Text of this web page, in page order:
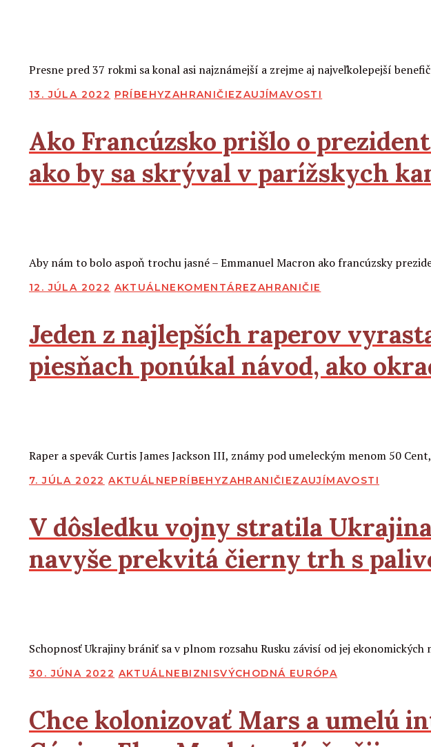
Presne pred 37 rokmi sa konal asi najznámejší a zrejme aj najveľkolepejší
PUBLIKOVANÉ
13. JÚLA 2022 PRÍBEHYZAHRANIČIEZAUJÍMAVOSTI
Ako Francúzsko prišlo o
ako by sa skrýval v parížskych
Aby nám to bolo aspoň trochu jasné – Emmanuel Macron ako francúzsky
PUBLIKOVANÉ
12. JÚLA 2022 AKTUÁLNE KOMENTÁREZAHRANIČIE
Jeden z najlepších raperov
piesňach ponúkal návod, ako
Raper a spevák Curtis James Jackson III, známy pod umeleckým menom 50
PUBLIKOVANÉ
7. JÚLA 2022 AKTUÁLNEPRÍBEHYZAHRANIČIEZAUJÍMAVOSTI
V dôsledku vojny stratila
navyše prekvitá čierny trh s
Schopnosť Ukrajiny brániť sa v plnom rozsahu Rusku závisí od jej
PUBLIKOVANÉ
30. JÚNA 2022 AKTUÁLNE BIZNISVÝCHODNÁ EURÓPA
Chce kolonizovať Mars a umelú